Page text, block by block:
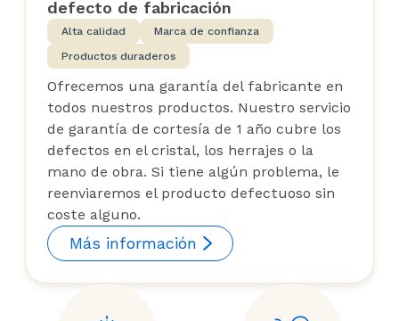
defecto de fabricación
Alta calidad
Marca de confianza
Productos duraderos
Ofrecemos una garantía del fabricante en
todos nuestros productos. Nuestro servicio
de garantía de cortesía de 1 año cubre los
defectos en el cristal, los herrajes o la
mano de obra. Si tiene algún problema, le
reenviaremos el producto defectuoso sin
coste alguno.
Más información